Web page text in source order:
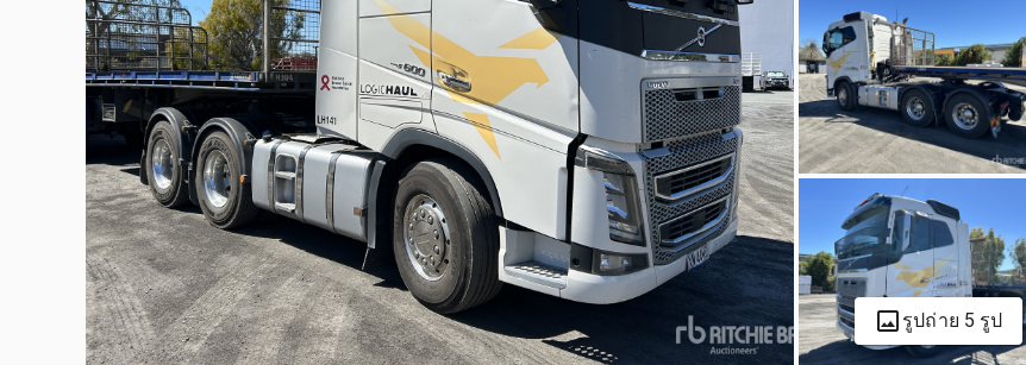
รูปถ่าย 5 รูป